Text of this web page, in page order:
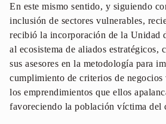
En este mismo sentido, y siguiendo
inclusión de sectores vulnerables,
recibió la incorporación de la
al ecosistema de aliados estratégicos,
sus asesores en la metodología para
cumplimiento de criterios de negocios
los emprendimientos que ellos
favoreciendo la población víctima del